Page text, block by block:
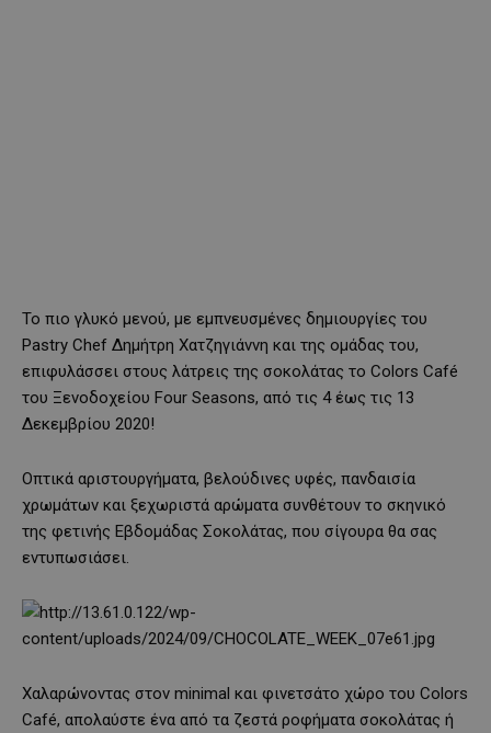
Το πιο γλυκό μενού, με εμπνευσμένες δημιουργίες του
Pastry Chef Δημήτρη Χατζηγιάννη και της ομάδας του,
επιφυλάσσει στους λάτρεις της σοκολάτας το Colors Café
του Ξενοδοχείου Four Seasons, από τις 4 έως τις 13
Δεκεμβρίου 2020!
Οπτικά αριστουργήματα, βελούδινες υφές, πανδαισία
χρωμάτων και ξεχωριστά αρώματα συνθέτουν το σκηνικό
της φετινής Εβδομάδας Σοκολάτας, που σίγουρα θα σας
εντυπωσιάσει.
Χαλαρώνοντας στον minimal και φινετσάτο χώρο του Colors
Café, απολαύστε ένα από τα ζεστά ροφήματα σοκολάτας ή